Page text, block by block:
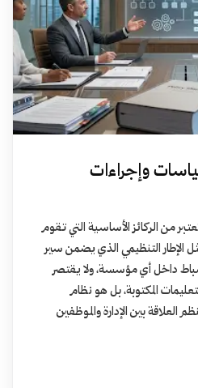
وإجراءات
من الركائز الأساسية التي تقوم
الإطار التنظيمي الذي يضمن سير
داخل أي مؤسسة، ولا يقتصر
المكتوبة، بل هو نظام
العلاقة بين الإدارة والموظفين